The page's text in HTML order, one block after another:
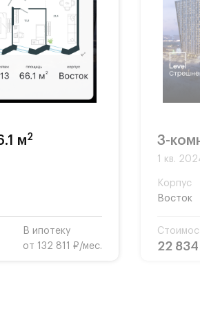
м2
В ипотеку
от 132 811 ₽/мес.
3-
1 кв.
Корпус
Восток
22